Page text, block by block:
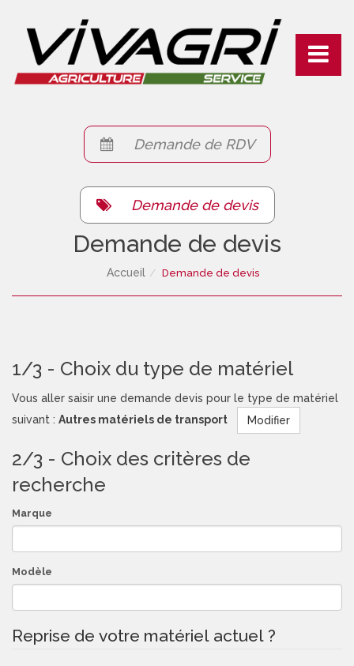
Toggle
Demande de RDV
Demande de devis
Demande de devis
Accueil Demande de devis
1/3 - Choix du type de matériel
Vous aller saisir une demande devis pour le type de matériel
suivant : Autres matériels de transport Modifier
2/3 - Choix des critères de
recherche
Marque
Modèle
Reprise de votre matériel actuel ?